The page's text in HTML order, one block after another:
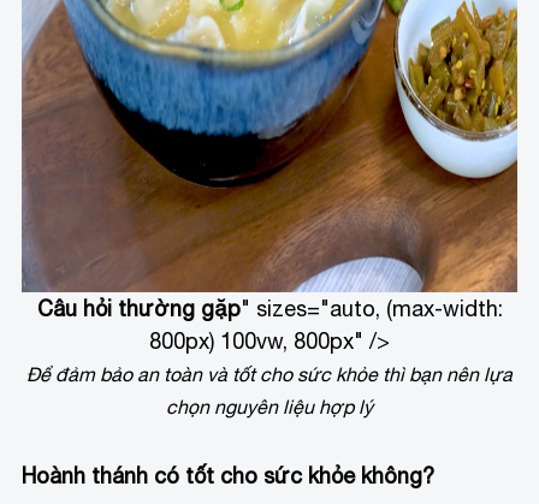
Câu hỏi thường gặp" sizes="auto, (max-width:
800px) 100vw, 800px" />
Để đảm bảo an toàn và tốt cho sức khỏe thì bạn nên lựa
chọn nguyên liệu hợp lý
Hoành thánh có tốt cho sức khỏe không?